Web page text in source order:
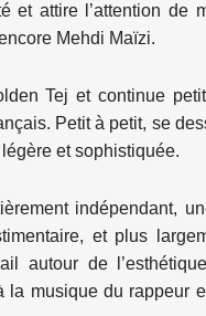
et attire l’attention de
Mehdi Maïzi.
Tej et continue
Petit à petit, se
et sophistiquée.
indépendant,
et plus
autour de
la musique du rappeur